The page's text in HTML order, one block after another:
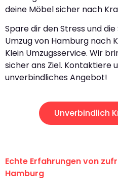
deine Möbel sicher nach
Spare dir den Stress und
Umzug von Hamburg nach
Klein Umzugsservice. Wir
sicher ans Ziel. Kontaktiere
unverbindliches Angebot!
Unverbindlich
Echte Erfahrungen von
Hamburg